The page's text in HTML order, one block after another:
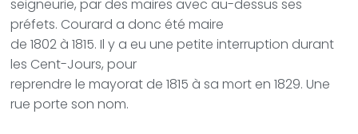
seigneurie, par des maires avec au-dessus ses
préfets. Courard a donc été maire
de 1802 à 1815. Il y a eu une petite interruption durant
les Cent-Jours, pour
reprendre le mayorat de 1815 à sa mort en 1829. Une
rue porte son nom.